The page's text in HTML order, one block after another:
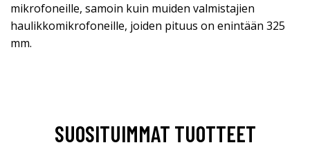
mikrofoneille, samoin kuin muiden valmistajien
haulikkomikrofoneille, joiden pituus on enintään 325
mm.
SUOSITUIMMAT TUOTTEET